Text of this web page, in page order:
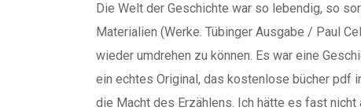
Die Welt der Geschichte war so lebendig, so
Materialien (Werke. Tübinger Ausgabe / Paul
wieder umdrehen zu können. Es war eine
ein echtes Original, das kostenlose bücher pdf
die Macht des Erzählens. Ich hätte es fast